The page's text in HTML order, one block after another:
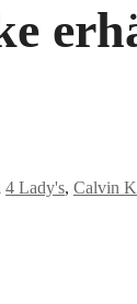
4 Lady's, Calvin